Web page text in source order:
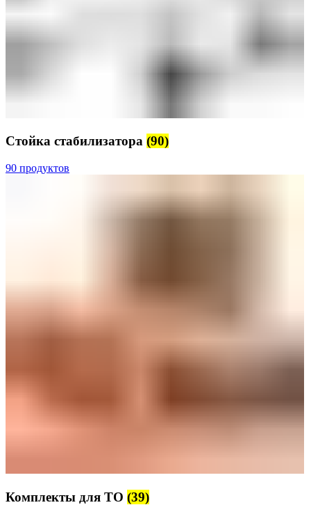
Стойка стабилизатора (90)
90 продуктов
Комплекты для ТО (39)